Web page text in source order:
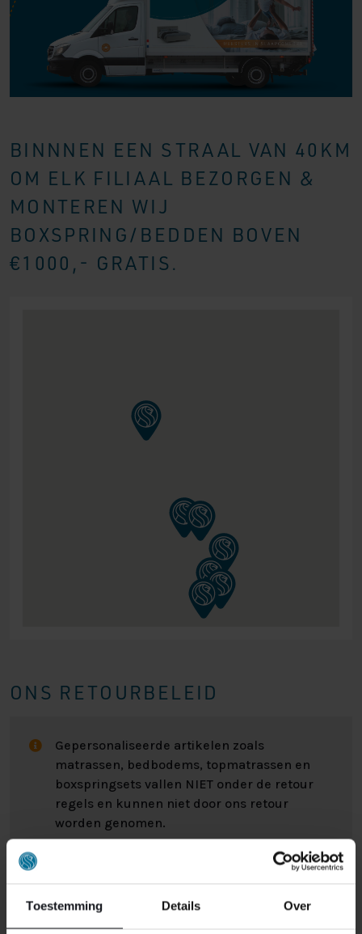
Toestemming Details Over
BINNNEN EEN STRAAL VAN 40KM
OM ELK FILIAAL BEZORGEN &
MONTEREN WIJ
BOXSPRING/BEDDEN BOVEN
€1000,- GRATIS.
ONS RETOURBELEID
Gepersonaliseerde artikelen zoals
matrassen, bedbodems, topmatrassen en
boxspringsets vallen NIET onder de retour
regels en kunnen niet door ons retour
worden genomen.
Het kan wel eens voorkomen dat u een bestelling
bevalt of misschien dat er een andere reden is waarom